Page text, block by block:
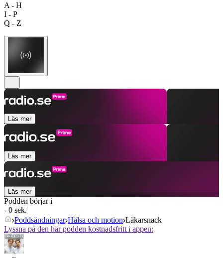
A - H
I - P
Q - Z
Läs mer
Läs mer
Läs mer
Podden börjar i
- 0 sek.
Poddsändningar Hälsa och motion Läkarsnack
Lyssna på den här podden kostnadsfritt i appen: